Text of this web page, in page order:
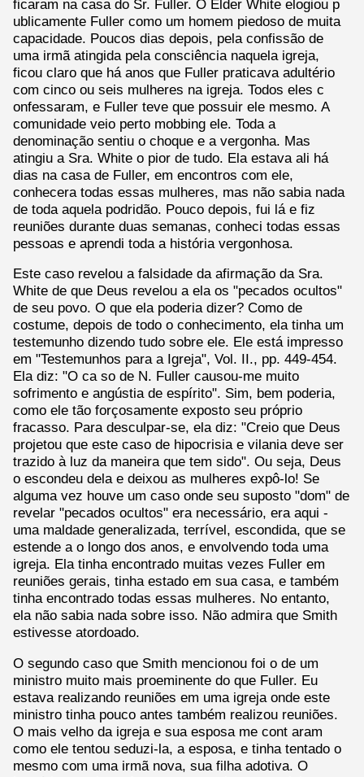
ficaram na casa do Sr. Fuller. O Élder White elogiou p
ublicamente Fuller como um homem piedoso de muita
capacidade. Poucos dias depois, pela confissão de
uma irmã atingida pela consciência naquela igreja,
ficou claro que há anos que Fuller praticava adultério
com cinco ou seis mulheres na igreja. Todos eles c
onfessaram, e Fuller teve que possuir ele mesmo. A
comunidade veio perto mobbing ele. Toda a
denominação sentiu o choque e a vergonha. Mas
atingiu a Sra. White o pior de tudo. Ela estava ali há
dias na casa de Fuller, em encontros com ele,
conhecera todas essas mulheres, mas não sabia nada
de toda aquela podridão. Pouco depois, fui lá e fiz
reuniões durante duas semanas, conheci todas essas
pessoas e aprendi toda a história vergonhosa.
Este caso revelou a falsidade da afirmação da Sra.
White de que Deus revelou a ela os "pecados ocultos"
de seu povo. O que ela poderia dizer? Como de
costume, depois de todo o conhecimento, ela tinha um
testemunho dizendo tudo sobre ele. Ele está impresso
em "Testemunhos para a Igreja", Vol. II., pp. 449-454.
Ela diz: "O ca so de N. Fuller causou-me muito
sofrimento e angústia de espírito". Sim, bem poderia,
como ele tão forçosamente exposto seu próprio
fracasso. Para desculpar-se, ela diz: "Creio que Deus
projetou que este caso de hipocrisia e vilania deve ser
trazido à luz da maneira que tem sido". Ou seja, Deus
o escondeu dela e deixou as mulheres expô-lo! Se
alguma vez houve um caso onde seu suposto "dom" de
revelar "pecados ocultos" era necessário, era aqui -
uma maldade generalizada, terrível, escondida, que se
estende a o longo dos anos, e envolvendo toda uma
igreja. Ela tinha encontrado muitas vezes Fuller em
reuniões gerais, tinha estado em sua casa, e também
tinha encontrado todas essas mulheres. No entanto,
ela não sabia nada sobre isso. Não admira que Smith
estivesse atordoado.
O segundo caso que Smith mencionou foi o de um
ministro muito mais proeminente do que Fuller. Eu
estava realizando reuniões em uma igreja onde este
ministro tinha pouco antes também realizou reuniões.
O mais velho da igreja e sua esposa me cont aram
como ele tentou seduzi-la, a esposa, e tinha tentado o
mesmo com uma irmã nova, sua filha adotiva. O